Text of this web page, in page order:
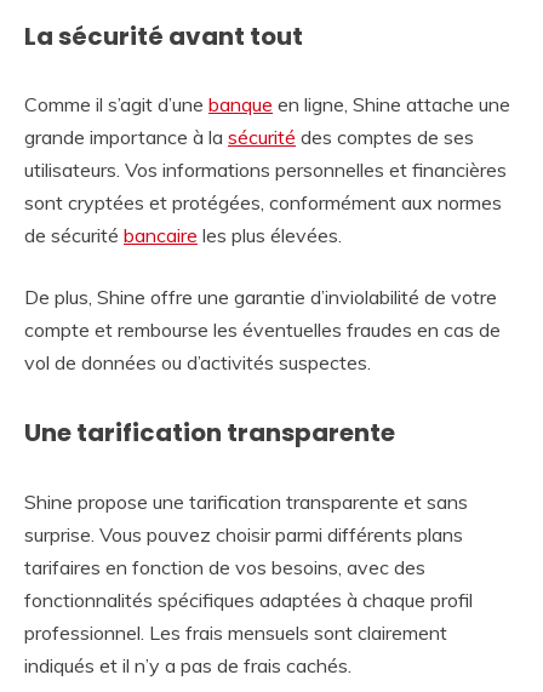
La sécurité avant tout
Comme il s’agit d’une banque en ligne, Shine attache une
grande importance à la sécurité des comptes de ses
utilisateurs. Vos informations personnelles et financières
sont cryptées et protégées, conformément aux normes
de sécurité bancaire les plus élevées.
De plus, Shine offre une garantie d’inviolabilité de votre
compte et rembourse les éventuelles fraudes en cas de
vol de données ou d’activités suspectes.
Une tarification transparente
Shine propose une tarification transparente et sans
surprise. Vous pouvez choisir parmi différents plans
tarifaires en fonction de vos besoins, avec des
fonctionnalités spécifiques adaptées à chaque profil
professionnel. Les frais mensuels sont clairement
indiqués et il n’y a pas de frais cachés.